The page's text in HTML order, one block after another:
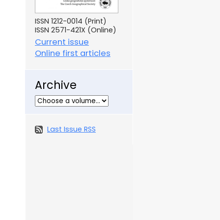
ISSN 1212-0014 (Print)
ISSN 2571-421X (Online)
Current issue
Online first articles
Archive
Last Issue RSS